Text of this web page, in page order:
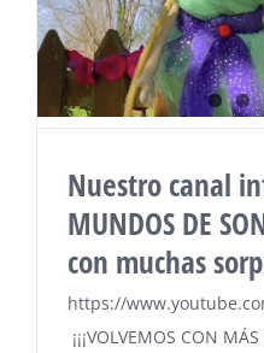
Nuestro canal
MUNDOS DE
con muchas
https://
¡¡¡VOLVEMOS CON